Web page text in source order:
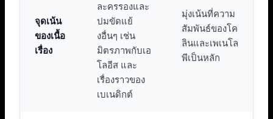
จุดเน้น
ของเนื้อ
เรื่อง
ละครรองและ
ปมขัดแย้
งอื่นๆ เช่น
มิตรภาพกับเอ
โลอีส และ
เรื่องราวของ
เบเนดิกต์
มุ่งเน้นที่ความ
สัมพันธ์ของโค
ลินและเพเนโล
พีเป็นหลัก